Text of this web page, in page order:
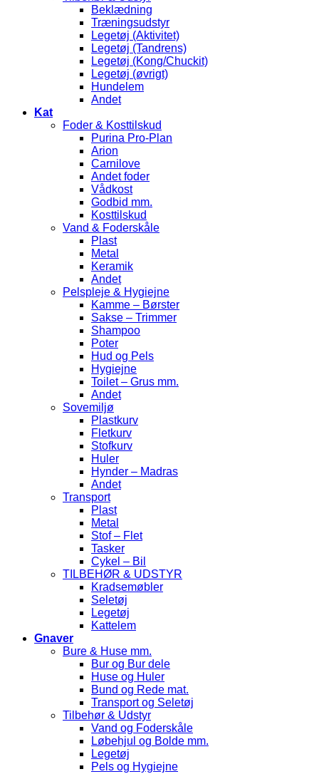
Beklædning
Træningsudstyr
Legetøj (Aktivitet)
Legetøj (Tandrens)
Legetøj (Kong/Chuckit)
Legetøj (øvrigt)
Hundelem
Andet
Kat
Foder & Kosttilskud
Purina Pro-Plan
Arion
Carnilove
Andet foder
Vådkost
Godbid mm.
Kosttilskud
Vand & Foderskåle
Plast
Metal
Keramik
Andet
Pelspleje & Hygiejne
Kamme – Børster
Sakse – Trimmer
Shampoo
Poter
Hud og Pels
Hygiejne
Toilet – Grus mm.
Andet
Sovemiljø
Plastkurv
Fletkurv
Stofkurv
Huler
Hynder – Madras
Andet
Transport
Plast
Metal
Stof – Flet
Tasker
Cykel – Bil
TILBEHØR & UDSTYR
Kradsemøbler
Seletøj
Legetøj
Kattelem
Gnaver
Bure & Huse mm.
Bur og Bur dele
Huse og Huler
Bund og Rede mat.
Transport og Seletøj
Tilbehør & Udstyr
Vand og Foderskåle
Løbehjul og Bolde mm.
Legetøj
Pels og Hygiejne